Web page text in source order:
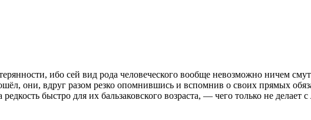
ибо сей вид рода человеческого вообще невозможно ничем
они, вдруг разом резко опомнившись и вспомнив о своих прямых
редкость быстро для их бальзаковского возраста, — чего только не